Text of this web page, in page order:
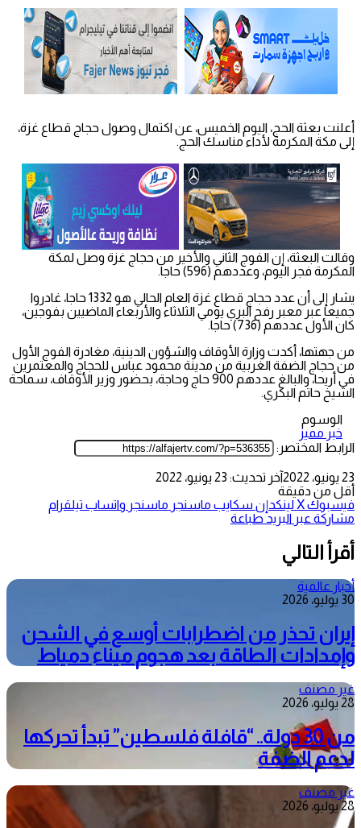
أعلنت بعثة الحج، اليوم الخميس، عن اكتمال وصول حجاج قطاع غزة،
إلى مكة المكرمة لأداء مناسك الحج.
وقالت البعثة، إن الفوج الثاني والأخير من حجاج غزة وصل لمكة
المكرمة فجر اليوم، وعددهم (596) حاجا.
يشار إلى أن عدد حجاج قطاع غزة العام الحالي هو 1332 حاجا، غادروا
جميعا عبر معبر رفح البري يومي الثلاثاء والأربعاء الماضيين بفوجين،
كان الأول عددهم (736) حاجا.
من جهتها، أكدت وزارة الأوقاف والشؤون الدينية، مغادرة الفوج الأول
من حجاج الضفة الغربية من مدينة محمود عباس للحجاج والمعتمرين
في أريحا، والبالغ عددهم 900 حاج وحاجة، بحضور وزير الأوقاف، سماحة
الشيخ حاتم البكري.
الوسوم
خبر مميز
الرابط المختصر:
23 يونيو، 2022
آخر تحديث: 23 يونيو، 2022
أقل من دقيقة
فيسبوك‫Xلينكدإن سكايب ماسنجر ماسنجر واتساب تيلقرام
مشاركة عبر البريد طباعة
أقرأ التالي
أخبار عالمية
30 يوليو، 2026
إيران تحذر من اضطرابات أوسع في الشحن
وإمدادات الطاقة بعد هجوم ميناء دمياط
غير مصنف
28 يوليو، 2026
من 30 دولة.. “قافلة فلسطين” تبدأ تحركها
لدعم الضفة
غير مصنف
28 يوليو، 2026